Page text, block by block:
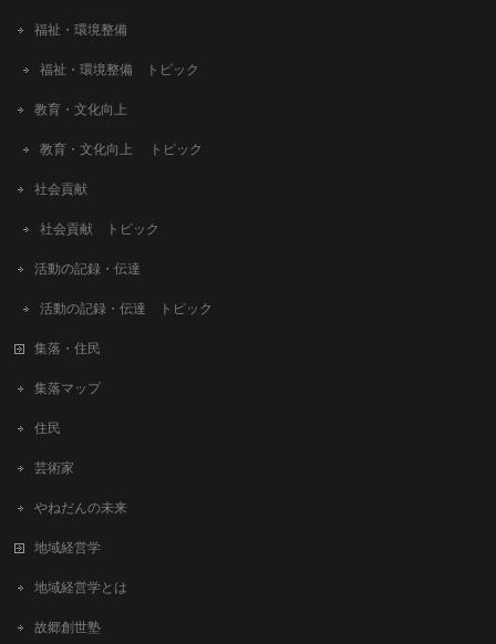
福祉・環境整備
福祉・環境整備 トピック
教育・文化向上
教育・文化向上 トピック
社会貢献
社会貢献 トピック
活動の記録・伝達
活動の記録・伝達 トピック
集落・住民
集落マップ
住民
芸術家
やねだんの未来
地域経営学
地域経営学とは
故郷創世塾